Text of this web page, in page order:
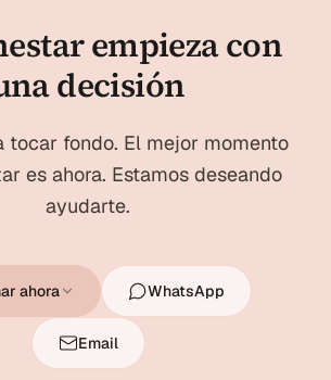
empieza con
decisión
tocar fondo. El mejor momento
es ahora. Estamos deseando
ayudarte.
ahora WhatsApp
Email